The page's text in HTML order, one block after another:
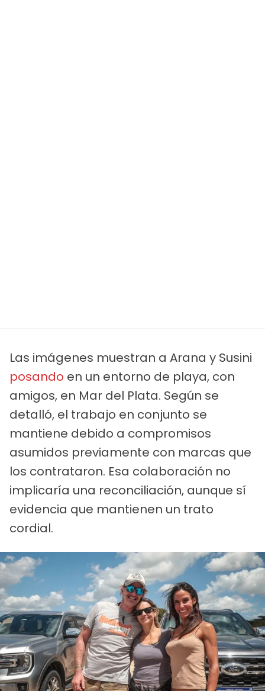
Las imágenes muestran a Arana y Susini
posando en un entorno de playa, con
amigos, en Mar del Plata. Según se
detalló, el trabajo en conjunto se
mantiene debido a compromisos
asumidos previamente con marcas que
los contrataron. Esa colaboración no
implicaría una reconciliación, aunque sí
evidencia que mantienen un trato
cordial.